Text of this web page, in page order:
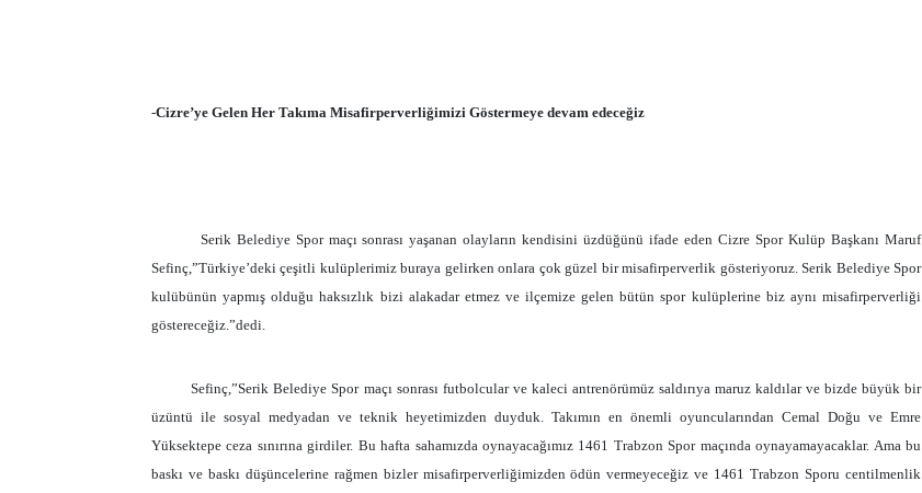
-Cizre’ye Gelen Her Takıma Misafirperverliğimizi Göstermeye devam edeceğiz
Serik Belediye Spor maçı sonrası yaşanan olayların kendisini üzdüğünü ifade eden Cizre Spor Kulüp Başkanı Maruf
Sefinç,”Türkiye’deki çeşitli kulüplerimiz buraya gelirken onlara çok güzel bir misafirperverlik gösteriyoruz. Serik Belediye Spor
kulübünün yapmış olduğu haksızlık bizi alakadar etmez ve ilçemize gelen bütün spor kulüplerine biz aynı misafirperverliği
göstereceğiz.”dedi.
Sefinç,”Serik Belediye Spor maçı sonrası futbolcular ve kaleci antrenörümüz saldırıya maruz kaldılar ve bizde büyük bir
üzüntü ile sosyal medyadan ve teknik heyetimizden duyduk. Takımın en önemli oyuncularından Cemal Doğu ve Emre
Yüksektepe ceza sınırına girdiler. Bu hafta sahamızda oynayacağımız 1461 Trabzon Spor maçında oynayamayacaklar. Ama bu
baskı ve baskı düşüncelerine rağmen bizler misafirperverliğimizden ödün vermeyeceğiz ve 1461 Trabzon Sporu centilmenlik